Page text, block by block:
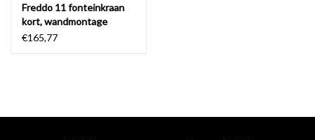
Freddo 11 fonteinkraan
kort, wandmontage
€165,77